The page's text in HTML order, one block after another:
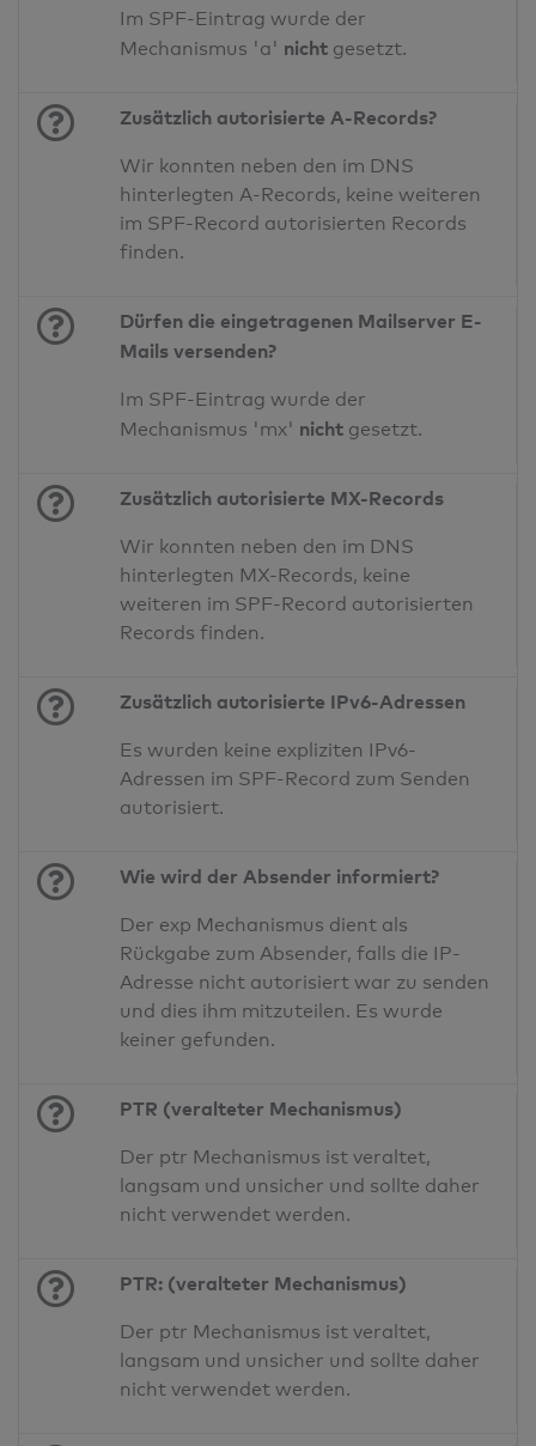
Im SPF-Eintrag wurde der
Mechanismus 'a' nicht gesetzt.
Zusätzlich autorisierte A-Records?
Wir konnten neben den im DNS
hinterlegten A-Records, keine weiteren
im SPF-Record autorisierten Records
finden.
Dürfen die eingetragenen Mailserver E-
Mails versenden?
Im SPF-Eintrag wurde der
Mechanismus 'mx' nicht gesetzt.
Zusätzlich autorisierte MX-Records
Wir konnten neben den im DNS
hinterlegten MX-Records, keine
weiteren im SPF-Record autorisierten
Records finden.
Zusätzlich autorisierte IPv6-Adressen
Es wurden keine expliziten IPv6-
Adressen im SPF-Record zum Senden
autorisiert.
Wie wird der Absender informiert?
Der exp Mechanismus dient als
Rückgabe zum Absender, falls die IP-
Adresse nicht autorisiert war zu senden
und dies ihm mitzuteilen. Es wurde
keiner gefunden.
PTR (veralteter Mechanismus)
Der ptr Mechanismus ist veraltet,
langsam und unsicher und sollte daher
nicht verwendet werden.
PTR: (veralteter Mechanismus)
Der ptr Mechanismus ist veraltet,
langsam und unsicher und sollte daher
nicht verwendet werden.